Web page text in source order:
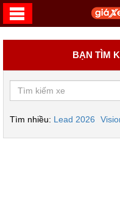
BẠN TÌM
Tìm nhiều: Lead 2026